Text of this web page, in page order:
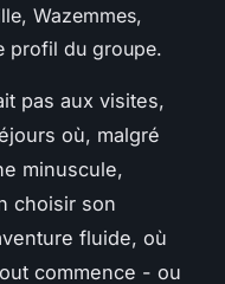
Wazemmes,
profil du groupe.
pas aux visites,
où, malgré
minuscule,
choisir son
fluide, où
commence - ou